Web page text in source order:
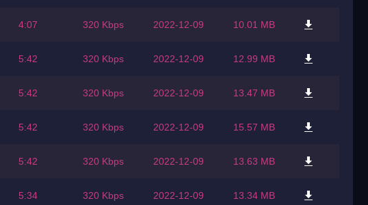
4:07 320 Kbps 2022-12-09 10.01 MB
5:42 320 Kbps 2022-12-09 12.99 MB
5:42 320 Kbps 2022-12-09 13.47 MB
5:42 320 Kbps 2022-12-09 15.57 MB
5:42 320 Kbps 2022-12-09 13.63 MB
5:34 320 Kbps 2022-12-09 13.34 MB